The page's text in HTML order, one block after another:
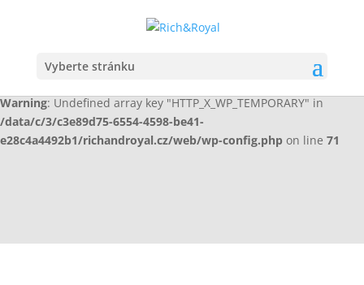
: Undefined array key "HTTP_X_WP_TEMPORARY" in
e28c4a4492b1/richandroyal.cz/web/wp-config.php
on line
Warning: Undefined array key "HTTP_X_WP_TEMPORARY" in
/data/c/3/c3e89d75-6554-4598-be41-
e28c4a4492b1/richandroyal.cz/web/wp-config.php on line 71
Vyberte stránku